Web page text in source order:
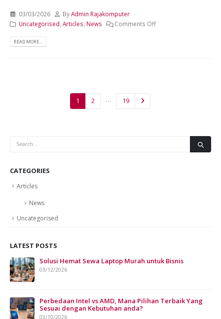
03/03/2026 ByAdmin Rajakomputer
Uncategorised Articles News Comments Off
READ MORE...
1 2 … 19
CATEGORIES
Articles
News
Uncategorised
LATEST POSTS
Solusi Hemat Sewa Laptop Murah untuk Bisnis
03/12/2026
Perbedaan Intel vs AMD, Mana Pilihan Terbaik Yang
Sesuai dengan Kebutuhan anda?
03/10/2026